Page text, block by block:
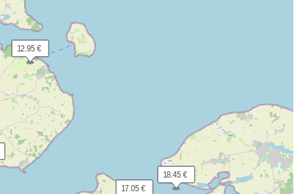
12.95 €
18.45 €
17.05 €